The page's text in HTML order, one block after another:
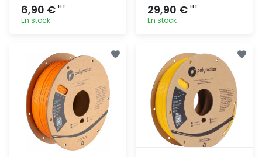
6,90 € HT
En stock
rapide
29,90 € HT
En stock
rapide